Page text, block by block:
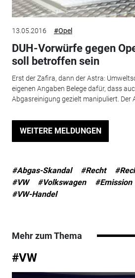
13.05.2016 #Opel
DUH-Vorwürfe gegen
soll betroffen sein
Erst der Zafira, dann der Astra:
eigenen Angaben Belege dafür, dass
Abgasreinigung gezielt manipuliert. Der
WEITERE MELDUNGEN
#Abgas-Skandal #Recht
#VW
#Volkswagen #Emission
#VW-Handel
Mehr zum Thema
#VW